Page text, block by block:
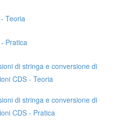
Teoria
Pratica
di stringa e conversione di
CDS - Teoria
di stringa e conversione di
CDS - Pratica